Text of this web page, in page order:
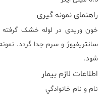
راهنمای نمونه گیری
خون وریدی در لوله خشک
سانتریفیوژ و سرم جدا گردد.
شود.
اطلاعات لازم بیمار
نام و نام خانوادگي